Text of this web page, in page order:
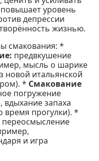
уровень
депрессии
жизнью.
смакования: *
предвкушение
мысль о шарике
новой итальянской
* Смакование
погружение
запаха
время прогулки). *
переосмысление
и игра